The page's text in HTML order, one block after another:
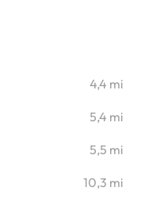
4,4 mi
5,4 mi
5,5 mi
10,3 mi